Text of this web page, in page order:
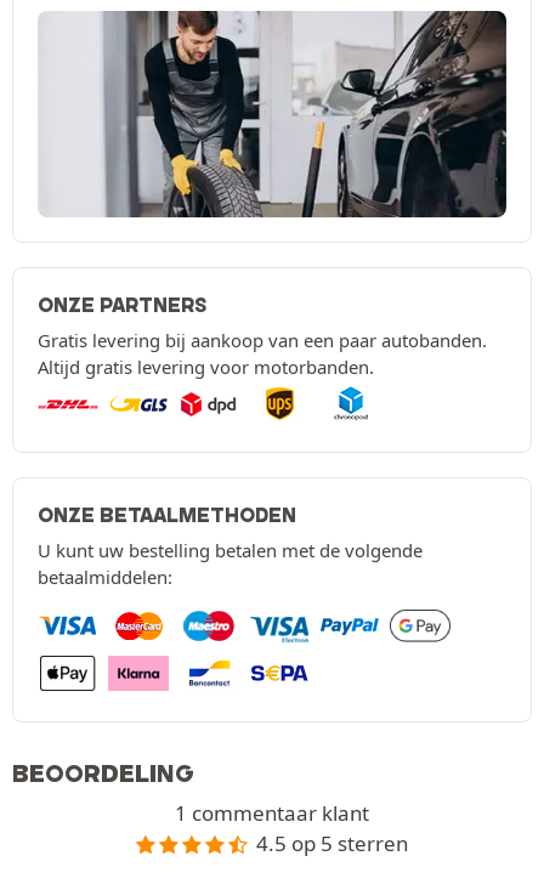
ONZE PARTNERS
Gratis levering bij aankoop van een paar autobanden.
Altijd gratis levering voor motorbanden.
ONZE BETAALMETHODEN
U kunt uw bestelling betalen met de volgende
betaalmiddelen:
BEOORDELING
1 commentaar klant
4.5 op 5 sterren